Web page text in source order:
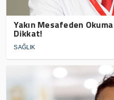
Yakın Mesafeden
Dikkat!
SAĞLIK